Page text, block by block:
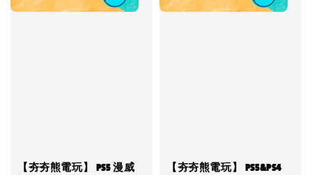
【夯夯熊電玩】 PS5 漫威
【夯夯熊電玩】 PS5&PS4